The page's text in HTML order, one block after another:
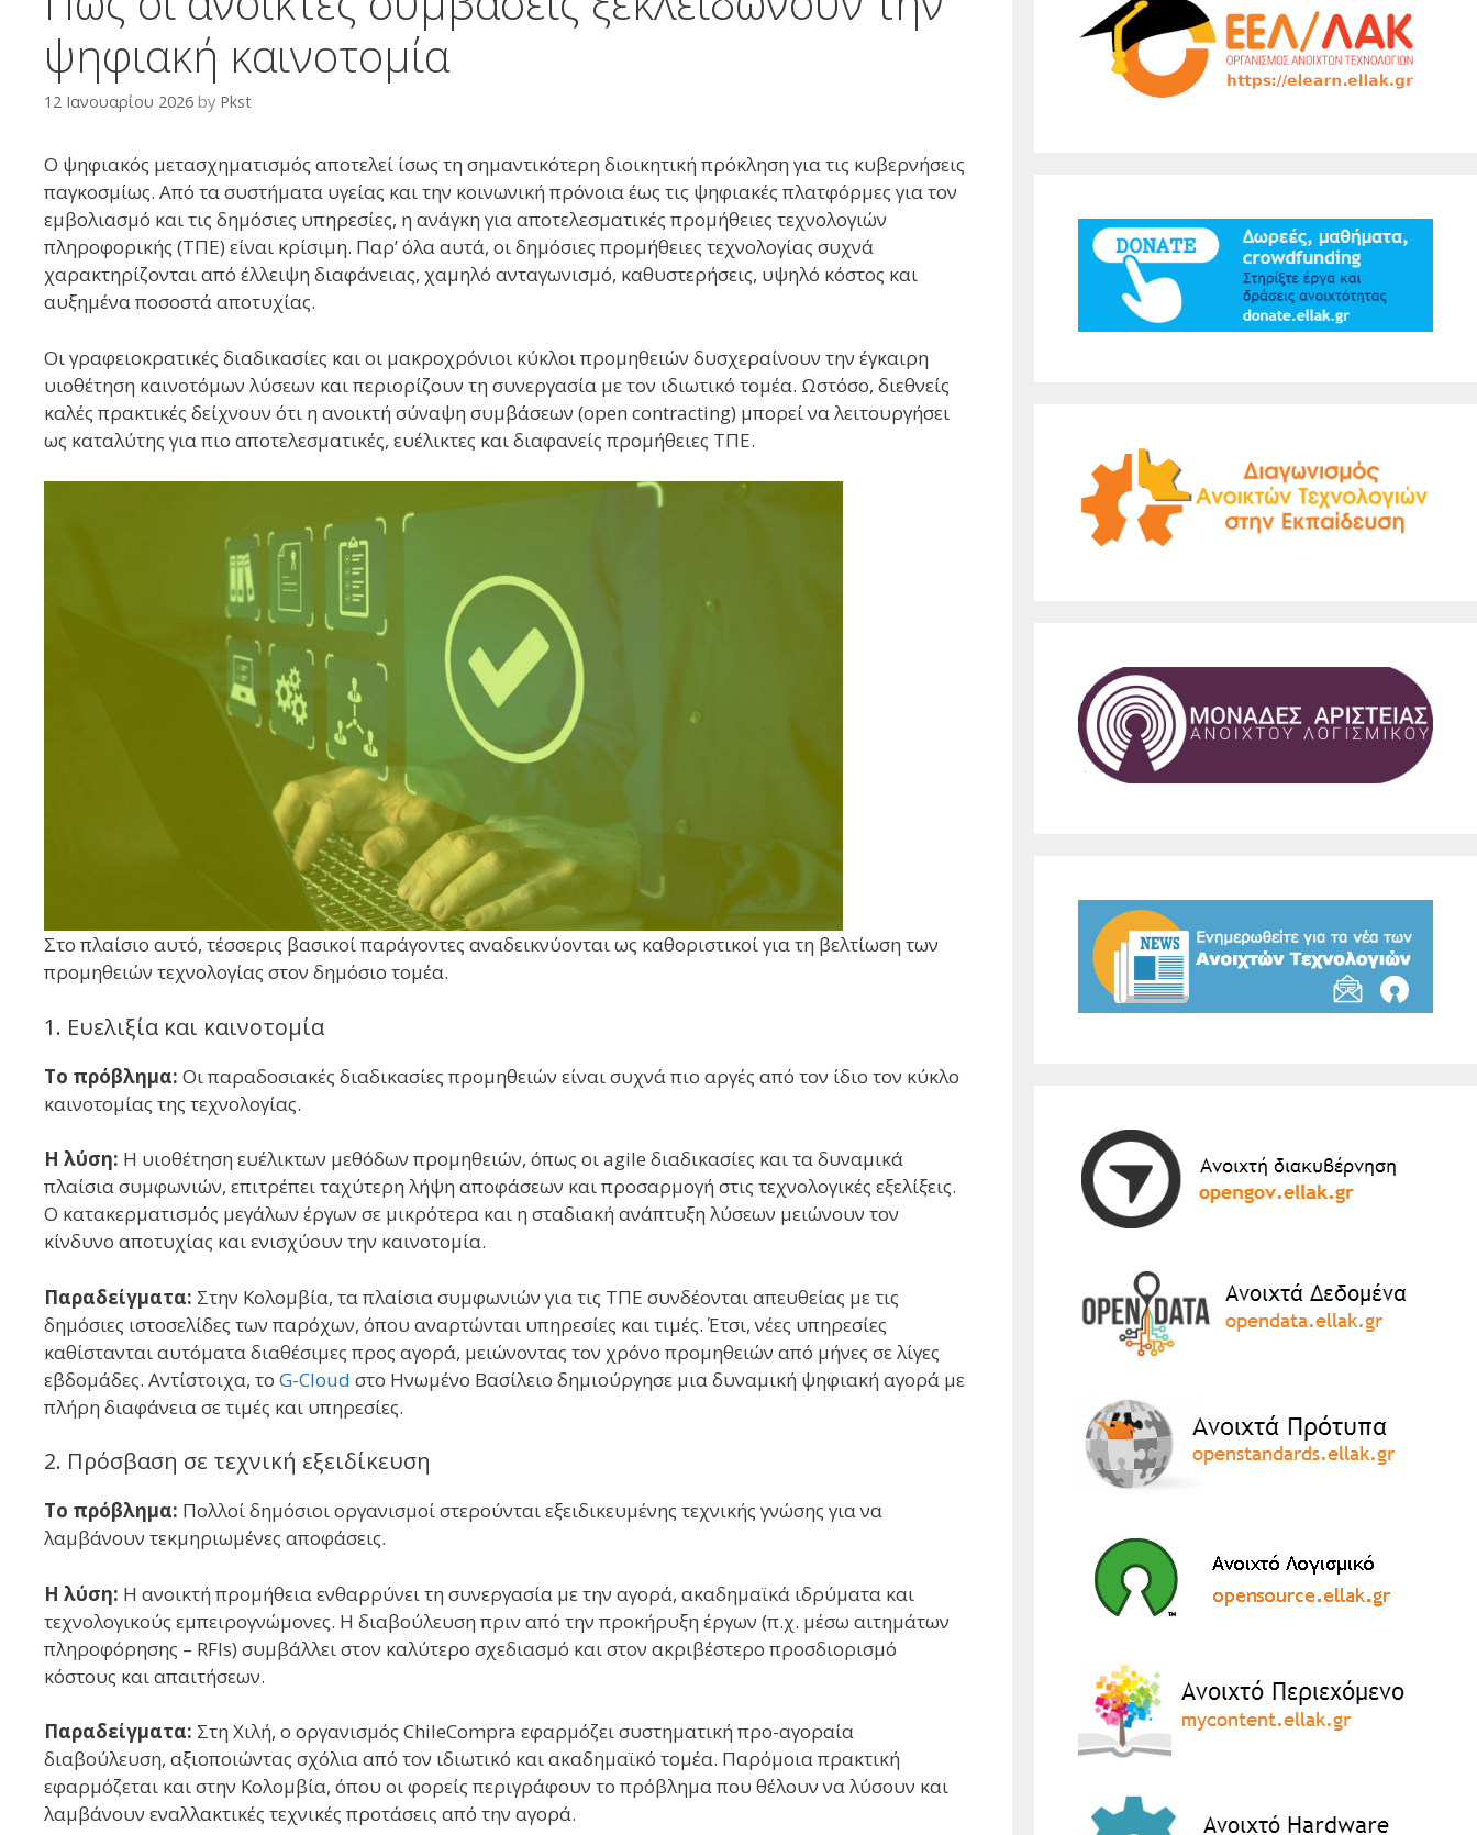
ψηφιακή καινοτομία
12 Ιανουαρίου 2026 by Pkst
Ο ψηφιακός μετασχηματισμός αποτελεί ίσως τη σημαντικότερη διοικητική πρόκληση για τις κυβερνήσεις
παγκοσμίως. Από τα συστήματα υγείας και την κοινωνική πρόνοια έως τις ψηφιακές πλατφόρμες για τον
εμβολιασμό και τις δημόσιες υπηρεσίες, η ανάγκη για αποτελεσματικές προμήθειες τεχνολογιών
πληροφορικής (ΤΠΕ) είναι κρίσιμη. Παρ’ όλα αυτά, οι δημόσιες προμήθειες τεχνολογίας συχνά
χαρακτηρίζονται από έλλειψη διαφάνειας, χαμηλό ανταγωνισμό, καθυστερήσεις, υψηλό κόστος και
αυξημένα ποσοστά αποτυχίας.
Οι γραφειοκρατικές διαδικασίες και οι μακροχρόνιοι κύκλοι προμηθειών δυσχεραίνουν την έγκαιρη
υιοθέτηση καινοτόμων λύσεων και περιορίζουν τη συνεργασία με τον ιδιωτικό τομέα. Ωστόσο, διεθνείς
καλές πρακτικές δείχνουν ότι η ανοικτή σύναψη συμβάσεων (open contracting) μπορεί να λειτουργήσει
ως καταλύτης για πιο αποτελεσματικές, ευέλικτες και διαφανείς προμήθειες ΤΠΕ.
Στο πλαίσιο αυτό, τέσσερις βασικοί παράγοντες αναδεικνύονται ως καθοριστικοί για τη βελτίωση των
προμηθειών τεχνολογίας στον δημόσιο τομέα.
1. Ευελιξία και καινοτομία
Το πρόβλημα: Οι παραδοσιακές διαδικασίες προμηθειών είναι συχνά πιο αργές από τον ίδιο τον κύκλο
καινοτομίας της τεχνολογίας.
Η λύση: Η υιοθέτηση ευέλικτων μεθόδων προμηθειών, όπως οι agile διαδικασίες και τα δυναμικά
πλαίσια συμφωνιών, επιτρέπει ταχύτερη λήψη αποφάσεων και προσαρμογή στις τεχνολογικές εξελίξεις.
Ο κατακερματισμός μεγάλων έργων σε μικρότερα και η σταδιακή ανάπτυξη λύσεων μειώνουν τον
κίνδυνο αποτυχίας και ενισχύουν την καινοτομία.
Παραδείγματα: Στην Κολομβία, τα πλαίσια συμφωνιών για τις ΤΠΕ συνδέονται απευθείας με τις
δημόσιες ιστοσελίδες των παρόχων, όπου αναρτώνται υπηρεσίες και τιμές. Έτσι, νέες υπηρεσίες
καθίστανται αυτόματα διαθέσιμες προς αγορά, μειώνοντας τον χρόνο προμηθειών από μήνες σε λίγες
εβδομάδες. Αντίστοιχα, το G-Cloud στο Ηνωμένο Βασίλειο δημιούργησε μια δυναμική ψηφιακή αγορά με
πλήρη διαφάνεια σε τιμές και υπηρεσίες.
2. Πρόσβαση σε τεχνική εξειδίκευση
Το πρόβλημα: Πολλοί δημόσιοι οργανισμοί στερούνται εξειδικευμένης τεχνικής γνώσης για να
λαμβάνουν τεκμηριωμένες αποφάσεις.
Η λύση: Η ανοικτή προμήθεια ενθαρρύνει τη συνεργασία με την αγορά, ακαδημαϊκά ιδρύματα και
τεχνολογικούς εμπειρογνώμονες. Η διαβούλευση πριν από την προκήρυξη έργων (π.χ. μέσω αιτημάτων
πληροφόρησης – RFIs) συμβάλλει στον καλύτερο σχεδιασμό και στον ακριβέστερο προσδιορισμό
κόστους και απαιτήσεων.
Παραδείγματα: Στη Χιλή, ο οργανισμός ChileCompra εφαρμόζει συστηματική προ-αγοραία
διαβούλευση, αξιοποιώντας σχόλια από τον ιδιωτικό και ακαδημαϊκό τομέα. Παρόμοια πρακτική
εφαρμόζεται και στην Κολομβία, όπου οι φορείς περιγράφουν το πρόβλημα που θέλουν να λύσουν και
λαμβάνουν εναλλακτικές τεχνικές προτάσεις από την αγορά.